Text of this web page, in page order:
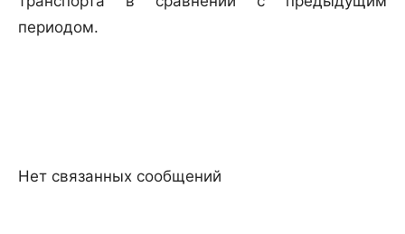
периодом.
Нет связанных сообщений